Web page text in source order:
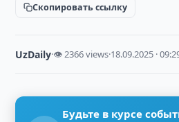
Скопировать ссылку
UzDaily·👁 2366 views·18.09.2025 ·
Будьте в курсе